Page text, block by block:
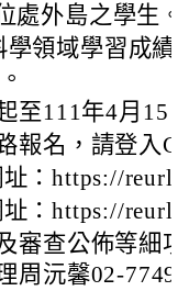
處外島之學生。
領域學習成績
至111年4月15
報名，請登入
：https://
：https://
審查公佈等細
周沅馨02-